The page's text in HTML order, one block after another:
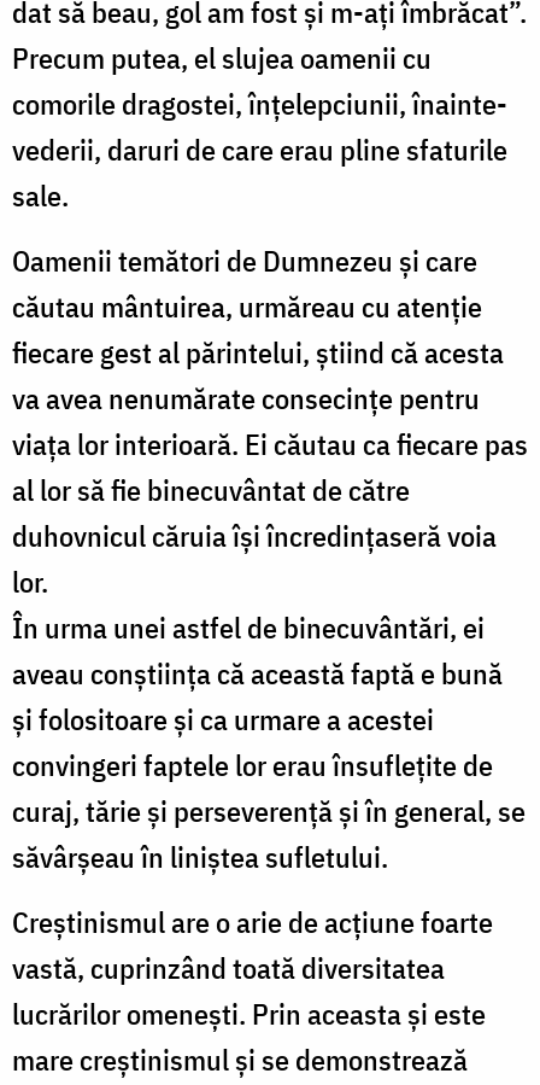
dat să beau, gol am fost și m-ați îmbrăcat”.
Precum putea, el slujea oamenii cu
comorile dragostei, înțelepciunii, înainte-
vederii, daruri de care erau pline sfaturile
sale.
Oamenii temători de Dumnezeu și care
căutau mântuirea, urmăreau cu atenție
fiecare gest al părintelui, știind că acesta
va avea nenumărate consecințe pentru
viața lor interioară. Ei căutau ca fiecare pas
al lor să fie binecuvântat de către
duhovnicul căruia își încredințaseră voia
lor.
În urma unei astfel de binecuvântări, ei
aveau conștiința că această faptă e bună
și folositoare și ca urmare a acestei
convingeri faptele lor erau însuflețite de
curaj, tărie și perseverență și în general, se
săvârșeau în liniștea sufletului.
Creștinismul are o arie de acțiune foarte
vastă, cuprinzând toată diversitatea
lucrărilor omenești. Prin aceasta și este
mare creștinismul și se demonstrează